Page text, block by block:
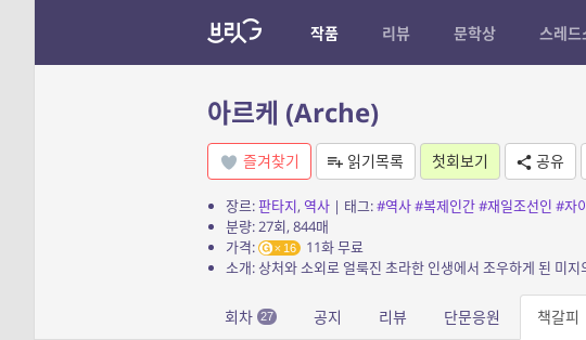
작품 리뷰 문학상 스레드
아르케 (Arche)
즐겨찾기 읽기목록 첫회보기 공유
장르:판타지, 역사| 태그:#역사#복제인간#재일조선인 #자
분량: 27회, 844매
가격:
16
11화 무료
회차 27 공지 리뷰 단문응원 책갈피